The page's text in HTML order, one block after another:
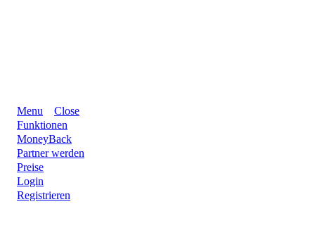
Menu
Close
Funktionen
MoneyBack
Partner werden
Preise
Login
Registrieren